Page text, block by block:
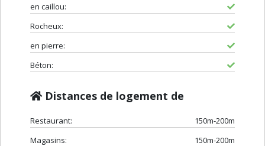
en caillou:
Rocheux:
en pierre:
Béton:
Distances de logement de
Restaurant:
150m-200m
Magasins:
150m-200m